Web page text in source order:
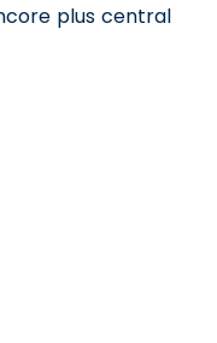
plus central